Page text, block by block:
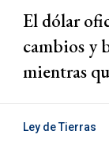
El dólar
cambios y
mientras
Ley de Tierras